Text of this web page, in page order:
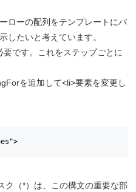
ローの配列をテンプレートにバ
したいと考えています。
です。これをステップごとに
を追加して<li>要素を変更し
ク（*）は、この構文の重要な部